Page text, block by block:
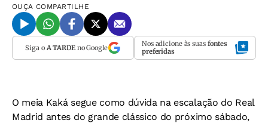
OUÇA COMPARTILHE
Siga o A TARDEno Google Nos adicione às suas fontes
preferidas
O meia Kaká segue como dúvida na escalação do Real
Madrid antes do grande clássico do próximo sábado,